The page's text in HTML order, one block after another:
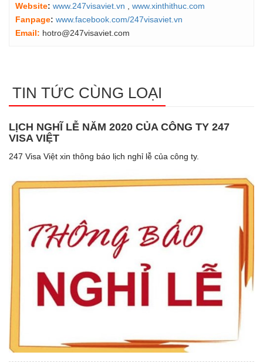
Website: www.247visaviet.vn
www.xinthithuc.com
Fanpage: www.facebook.com/247visaviet.vn
Email: hotro@247visaviet.com
TIN TỨC CÙNG LOẠI
LỊCH NGHĨ LỄ NĂM 2020 CỦA CÔNG TY 247
VISA VIỆT
247 Visa Việt xin thông báo lịch nghỉ lễ của công ty.